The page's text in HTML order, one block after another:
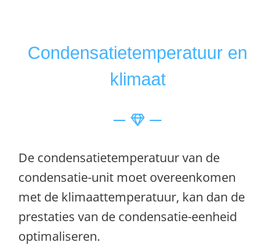
Condensatietemperatuur en
klimaat
De condensatietemperatuur van de
condensatie-unit moet overeenkomen
met de klimaattemperatuur, kan dan de
prestaties van de condensatie-eenheid
optimaliseren.